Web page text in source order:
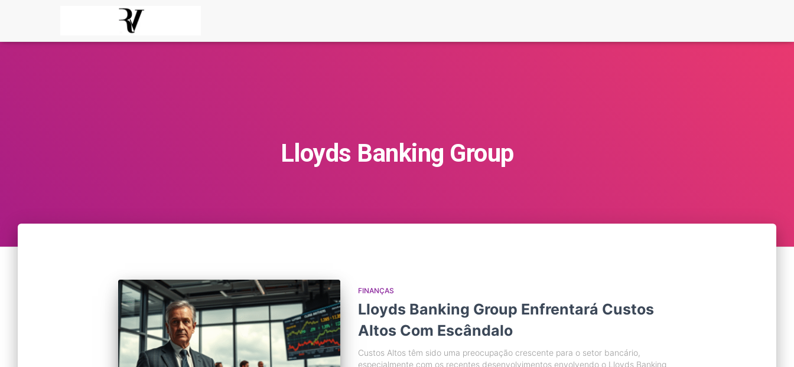
Lloyds Banking Group
FINANÇAS
Lloyds Banking Group Enfrentará Custos
Altos Com Escândalo
Custos Altos têm sido uma preocupação crescente para o setor bancário,
especialmente com os recentes desenvolvimentos envolvendo o Lloyds Banking